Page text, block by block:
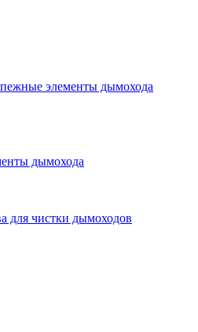
элементы дымохода
дымохода
для чистки дымоходов